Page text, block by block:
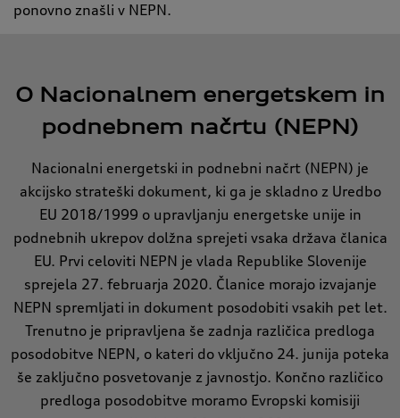
ponovno znašli v NEPN.
O Nacionalnem energetskem in
podnebnem načrtu (NEPN)
Nacionalni energetski in podnebni načrt (NEPN) je
akcijsko strateški dokument, ki ga je skladno z Uredbo
EU 2018/1999 o upravljanju energetske unije in
podnebnih ukrepov dolžna sprejeti vsaka država članica
EU. Prvi celoviti NEPN je vlada Republike Slovenije
sprejela 27. februarja 2020. Članice morajo izvajanje
NEPN spremljati in dokument posodobiti vsakih pet let.
Trenutno je pripravljena še zadnja različica predloga
posodobitve NEPN, o kateri do vključno 24. junija poteka
še zaključno posvetovanje z javnostjo. Končno različico
predloga posodobitve moramo Evropski komisiji